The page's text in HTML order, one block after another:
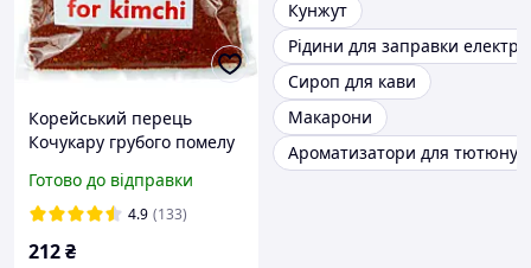
Корейський перець
Кочукару грубого помелу
Готово до відправки
4.9 (133)
212₴
Кунжут
Рідини для заправки
Сироп для кави
Макарони
Ароматизатори для тютюну